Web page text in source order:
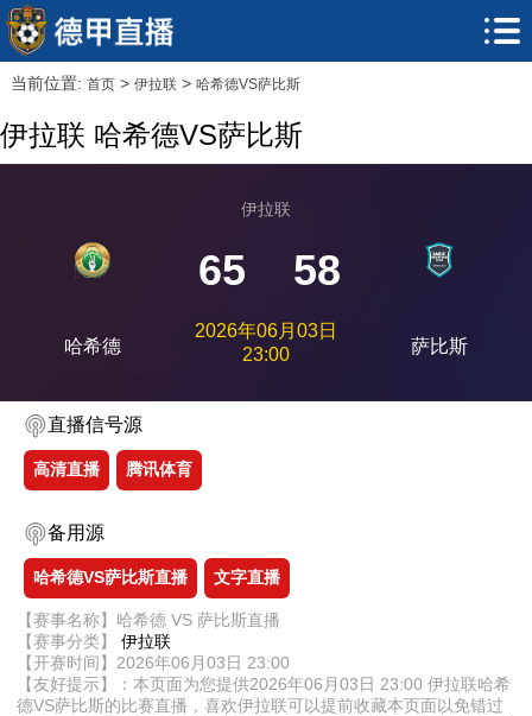
当前位置: 首页> 伊拉联> 哈希德VS萨比斯
伊拉联 哈希德VS萨比斯
哈希德
伊拉联
65 58
2026年06月03日
23:00
萨比斯
直播信号源
高清直播 腾讯体育
备用源
哈希德VS萨比斯直播 文字直播
【赛事名称】哈希德 VS 萨比斯直播
【赛事分类】 伊拉联
【开赛时间】2026年06月03日 23:00
【友好提示】：本页面为您提供2026年06月03日 23:00 伊拉联哈希
德VS萨比斯的比赛直播，喜欢伊拉联可以提前收藏本页面以免错过